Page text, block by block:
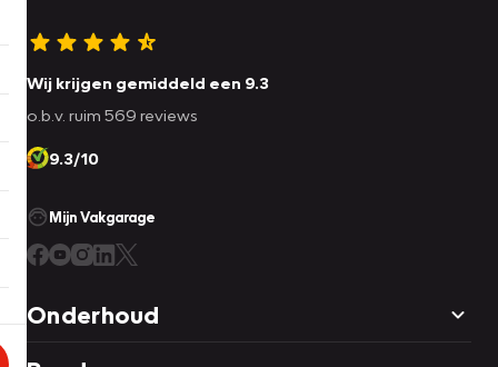
Wij krijgen gemiddeld een 9.3
o.b.v. ruim 569 reviews
9.3/10
Mijn Vakgarage
Onderhoud